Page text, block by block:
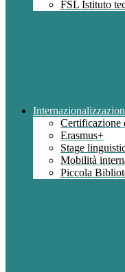
FSL Istituto
Certificazione
Erasmus+
Stage
Mobilità
Piccola